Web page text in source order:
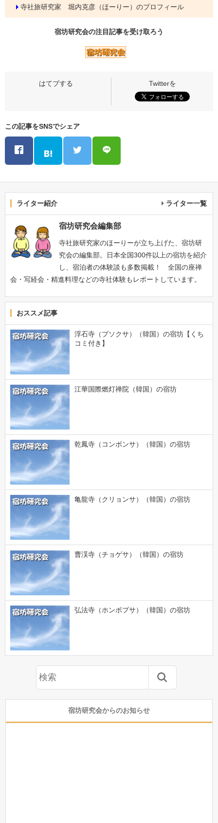
寺社旅研究家 堀内克彦（ほーりー）のプロフィール
宿坊研究会の注目記事を受け取ろう
この記事をSNSでシェア
ライター紹介 ライター一覧
宿坊研究会編集部
寺社旅研究家のほーりーが立ち上げた、宿坊研
究会の編集部。日本全国300件以上の宿坊を紹介
し、宿泊者の体験談も多数掲載！ 全国の座禅
会・写経会・精進料理などの寺社体験もレポートしています。
おススメ記事
浮石寺（プソクサ）（韓国）の宿坊【くち
コミ付き】
江華国際燃灯禅院（韓国）の宿坊
乾鳳寺（コンボンサ）（韓国）の宿坊
亀龍寺（クリョンサ）（韓国）の宿坊
曹渓寺（チョゲサ）（韓国）の宿坊
弘法寺（ホンボプサ）（韓国）の宿坊
宿坊研究会からのお知らせ